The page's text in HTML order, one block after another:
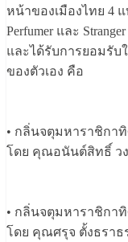
หน้าของเมืองไทย 4 แ
Perfumer และ
และได้รับการยอมรั
ของตัวเอง คือ
• กลิ่นจตุมหาราชิกา
โดย คุณอนันต์สิทธิ์ วง
• กลิ่นจตุมหาราชิกา
โดย คุณศรุจ ตั้งธราธร